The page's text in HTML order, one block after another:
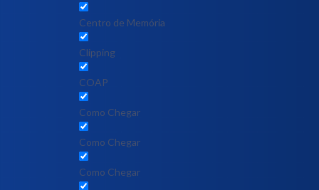
Centro de Memória
Clipping
COAP
Como Chegar
Como Chegar
Como Chegar